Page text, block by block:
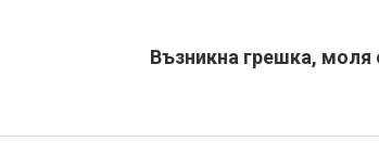
Възникна грешка, моля